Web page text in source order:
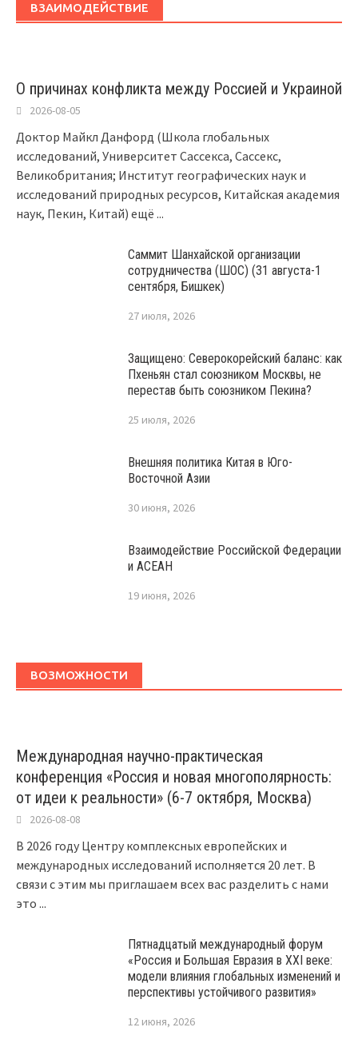
ВЗАИМОДЕЙСТВИЕ
О причинах конфликта между Россией и Украиной
2026-08-05
Доктор Майкл Данфорд (Школа глобальных
исследований, Университет Сассекса, Сассекс,
Великобритания; Институт географических наук и
исследований природных ресурсов, Китайская академия
наук, Пекин, Китай) ещё ...
Саммит Шанхайской организации
сотрудничества (ШОС) (31 августа-1
сентября, Бишкек)
27 июля, 2026
Защищено: Северокорейский баланс: как
Пхеньян стал союзником Москвы, не
перестав быть союзником Пекина?
25 июля, 2026
Внешняя политика Китая в Юго-
Восточной Азии
30 июня, 2026
Взаимодействие Российской Федерации
и АСЕАН
19 июня, 2026
ВОЗМОЖНОСТИ
Международная научно-практическая
конференция «Россия и новая многополярность:
от идеи к реальности» (6-7 октября, Москва)
2026-08-08
В 2026 году Центру комплексных европейских и
международных исследований исполняется 20 лет. В
связи с этим мы приглашаем всех вас разделить с нами
это ...
Пятнадцатый международный форум
«Россия и Большая Евразия в XXI веке:
модели влияния глобальных изменений и
перспективы устойчивого развития»
12 июня, 2026